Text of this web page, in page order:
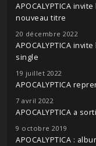
APOCALYPTICA
nouveau titre
20 décembre 2022
APOCALYPTICA
single
19 juillet 2022
APOCALYPTICA
7 avril 2022
APOCALYPTICA a
9 octobre 2019
APOCALYPTICA :